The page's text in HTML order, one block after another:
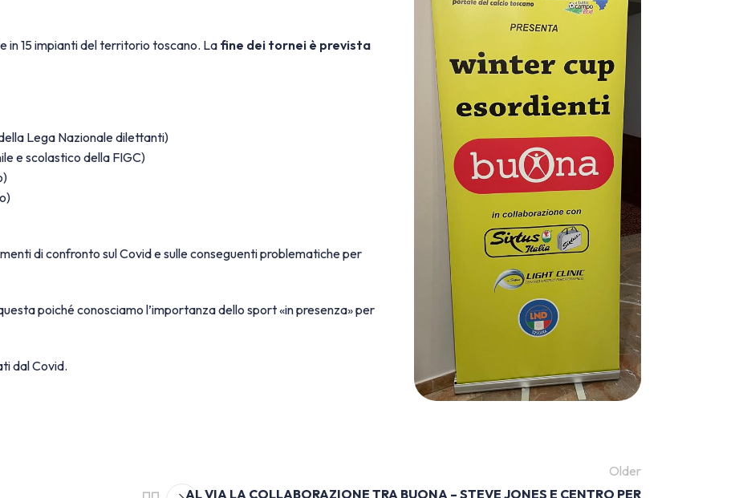
in 15 impianti del territorio toscano. La fine dei tornei è prevista
Lega Nazionale dilettanti)
e scolastico della FIGC)
di confronto sul Covid e sulle conseguenti problematiche per
poiché conosciamo l’importanza dello sport «in presenza» per
dal Covid.
Older
AL VIA LA COLLABORAZIONE TRA BUONA – STEVE JONES E CENTRO PER